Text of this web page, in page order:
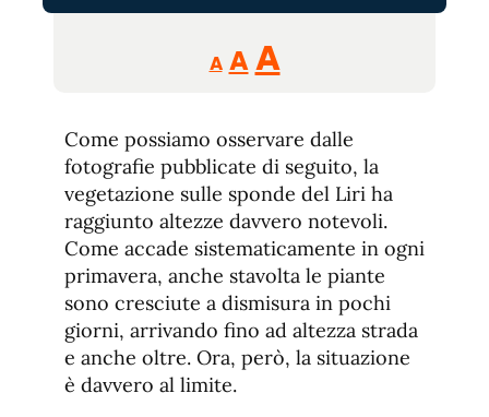
A
Reducir
tamaño
A Restablecer
fuente
AAumentar
de
fuente.
Come possiamo osservare dalle
fotografie pubblicate di seguito, la
vegetazione sulle sponde del Liri ha
raggiunto altezze davvero notevoli.
Come accade sistematicamente in ogni
primavera, anche stavolta le piante
sono cresciute a dismisura in pochi
giorni, arrivando fino ad altezza strada
e anche oltre. Ora, però, la situazione
è davvero al limite.